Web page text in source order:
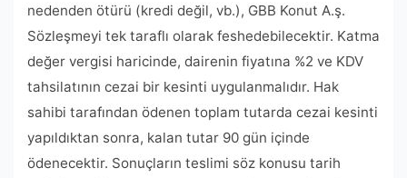
nedenden ötürü (kredi değil, vb.), GBB Konut A.ş.
Sözleşmeyi tek taraflı olarak feshedebilecektir. Katma
değer vergisi haricinde, dairenin fiyatına %2 ve KDV
tahsilatının cezai bir kesinti uygulanmalıdır. Hak
sahibi tarafından ödenen toplam tutarda cezai kesinti
yapıldıktan sonra, kalan tutar 90 gün içinde
ödenecektir. Sonuçların teslimi söz konusu tarih